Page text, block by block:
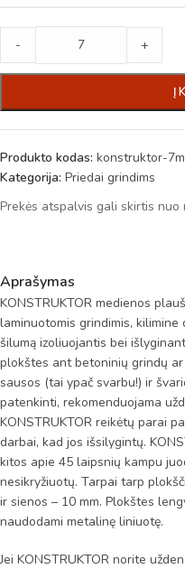
- +
Į
Produkto kodas: konstruktor-
Kategorija: Priedai grindims
Prekės atspalvis gali skirtis nuo
Aprašymas
KONSTRUKTOR medienos
laminuotomis grindimis,
šilumą izoliuojantis bei
plokštes ant betoninių grindų
sausos (tai ypač svarbu!) ir
patenkinti, rekomenduojama
KONSTRUKTOR reikėtų parai
darbai, kad jos išsilygintų.
kitos apie 45 laipsnių kampu
nesikryžiuotų. Tarpai tarp
ir sienos – 10 mm. Plokštes
naudodami metalinę liniuotę.
Jei KONSTRUKTOR norite